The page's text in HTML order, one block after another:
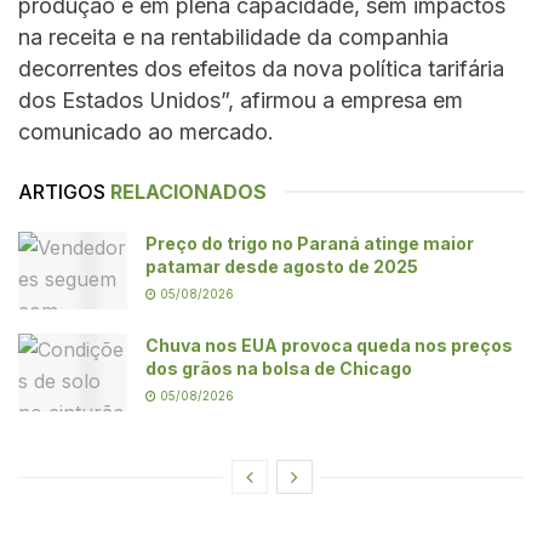
produção e em plena capacidade, sem impactos
na receita e na rentabilidade da companhia
decorrentes dos efeitos da nova política tarifária
dos Estados Unidos”, afirmou a empresa em
comunicado ao mercado.
ARTIGOS RELACIONADOS
Preço do trigo no Paraná atinge maior
patamar desde agosto de 2025
05/08/2026
Chuva nos EUA provoca queda nos preços
dos grãos na bolsa de Chicago
05/08/2026